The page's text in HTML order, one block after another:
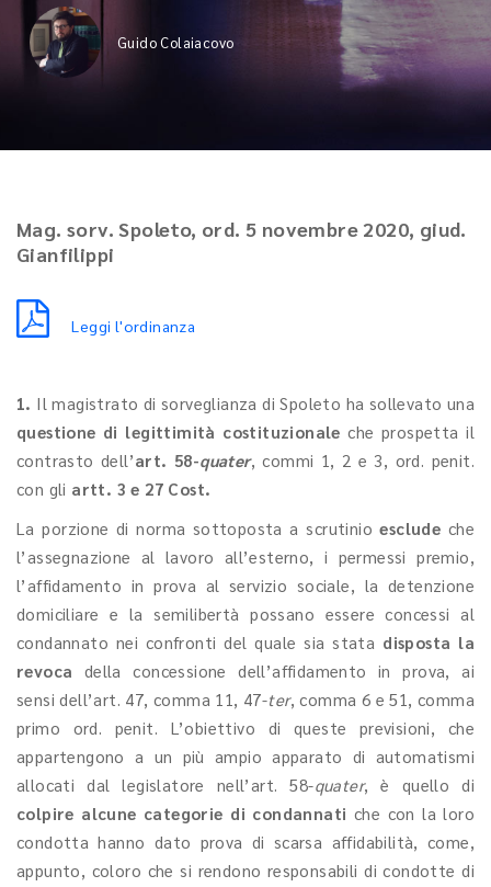
Guido Colaiacovo
Mag. sorv. Spoleto, ord. 5 novembre 2020, giud.
Gianfilippi
Leggi l'ordinanza
1. Il magistrato di sorveglianza di Spoleto ha sollevato una
questione di legittimità costituzionale che prospetta il
contrasto dell’art. 58-quater, commi 1, 2 e 3, ord. penit.
con gli artt. 3 e 27 Cost.
La porzione di norma sottoposta a scrutinioesclude che
l’assegnazione al lavoro all’esterno, i permessi premio,
l’affidamento in prova al servizio sociale, la detenzione
domiciliare e la semilibertà possano essere concessi al
condannato nei confronti del quale sia stata disposta la
revoca della concessione dell’affidamento in prova, ai
sensi dell’art. 47, comma 11, 47-ter, comma 6 e 51, comma
primo ord. penit. L’obiettivo di queste previsioni, che
appartengono a un più ampio apparato di automatismi
allocati dal legislatore nell’art. 58-quater, è quello di
colpire alcune categorie di condannati che con la loro
condotta hanno dato prova di scarsa affidabilità, come,
appunto, coloro che si rendono responsabili di condotte di